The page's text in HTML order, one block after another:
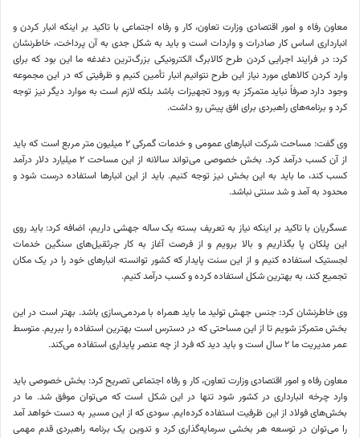
معاون رفاه و امور اقتصادی وزارت تعاون، کار و رفاه اجتماعی با تاکید بر اینکه انبار کردن و
انبارداری اساس کار صادرات و واردات است و باید به شکل جدی به آن پرداخت، خاطرنشان
کرد: در فرایند اجرایی کردن طرح کالابرگ الکترونیکی بزرگ‌ترین دغدغه ما این بود که برای
وارد کردن کالاهای مورد نیاز این طرح نتوانیم انبار تأمین کنیم و ظرفیتی که در این مجموعه
وجود دارد صرفاً نباید متمرکز به ورود تجهیزات باشد بلکه لازم است به موارد دیگر نیز توجه
کرد و برنامه‌های راهبردی برای افق پیش رو داشت.
وی گفت: مساحت شرکت انبارهای عمومی و خدمات گمرکی ۲ میلیون متر مربع است که باید
از آن کسب درآمد کرد. بخش خصوصی می‌تواند سالانه از این مساحت ۲ میلیارد دلار درآمد
کسب کند، ما باید به این بخش نیز توجه کنیم. باید از این انبارها استفاده درست شود و
محدود به آمد و شد سنتی نباشد.
عسگریان با تاکید بر اینکه نیاز به تعریف بسته یک ساله جهشی داریم، اضافه کرد: باید روی
این پلکان پا بگذاریم و بالا برویم و از فرصت آغاز به کار جرثقیل‌های سنگین خدمات
لجستیک استفاده کنیم و از این سنت پایدار که کشور توانسته انبارهای خود را در یک مکان
تجمیع کند، به بهترین شکل استفاده کرده و کسب درآمد کنیم.
وی خاطرنشان کرد: جنس جهش تولید ما باید همراه با مردمی‌سازی باشد. بهتر است در این
بخش متمرکز شویم تا از این مساحتی که در دسترس است بهترین استفاده را ببریم. متوسط
عمر مدیریت ما ۲ سال است و باید دید که فرد از چه عنصر پایداری استفاده می‌کند.
معاون رفاه و امور اقتصادی وزارت تعاون، کار و رفاه اجتماعی تصریح کرد: بخش خصوصی باید
وارد چرخه انبارداری در کشور شود تنها در این شکل است که می‌توان موفق شد. ما در
بخش‌های فولاد از این ظرفیت استفاده کرده‌ایم. سودی که از این مسیر به دست خواهد آمد
را می‌توان در توسعه هر بخشی سرمایه‌گذاری کرد و تدوین یک برنامه راهبردی قدم مهمی